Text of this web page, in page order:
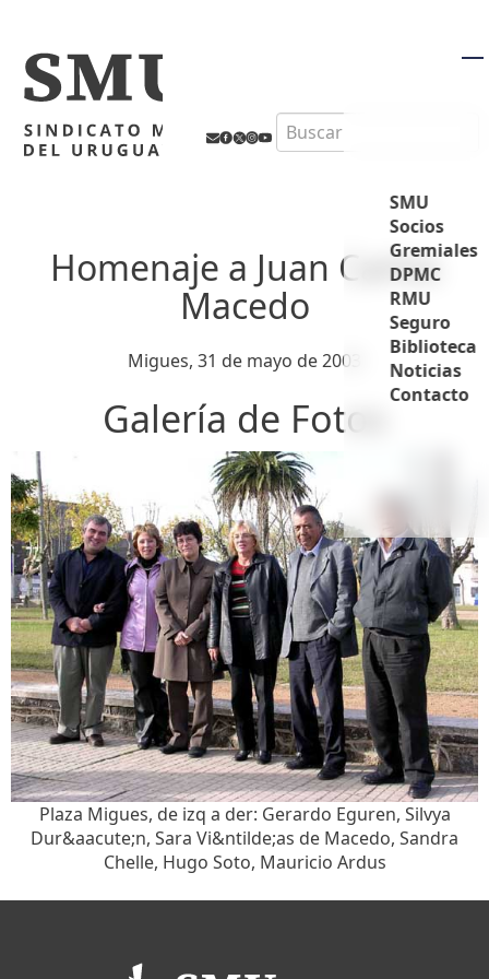
Search
SMU
Socios
Gremiales
DPMC
RMU
Seguro
Biblioteca
Noticias
Contacto
Homenaje a Juan Carlos
Macedo
Migues, 31 de mayo de 2003
Galería de Fotos
Plaza Migues, de izq a der: Gerardo Eguren, Silvya
Dur&aacute;n, Sara Vi&ntilde;as de Macedo, Sandra
Chelle, Hugo Soto, Mauricio Ardus